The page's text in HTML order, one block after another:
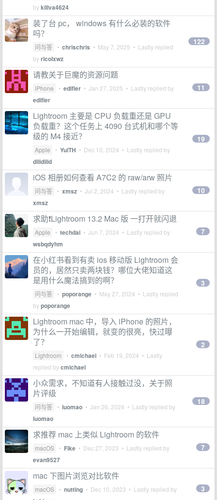
bykillva4624
装了台 pc， windows 有什么必装的软件
吗？
问与答 • chrischris • May 7, 2025 • Lastly replied
byricolxwz
122
请教关于巨魔的资源问题
iPhone • edifier • Jan 27, 2025 • Lastly replied by
edifier
11
Lightroom 主要是 CPU 负载重还是 GPU
负载重？这个任务上 4090 台式机和哪个等
级的 M4 接近？
Apple • YuiTH • Dec 10, 2024 • Lastly replied by
dilidilid
19
iOS 相册如何查看 A7C2 的 raw/arw 照片
问与答 • xmsz • Jul 2, 2024 • Lastly replied by
xmsz
10
求助❗️Lightroom 13.2 Mac 版 一打开就闪退
Apple • techdai • Jun 7, 2024 • Lastly replied by
wsbqdyhm
7
在小红书看到有卖 ios 移动版 Lightroom 会
员的，居然只卖两块钱？哪位大佬知道这
是用什么魔法搞到的啊？
问与答 • poporange • May 27, 2024 • Lastly replied
bypoporange
3
Lightroom mac 中，导入 iPhone 的照片，
为什么一开始编辑，就变的很亮，快过曝
了？
Lightroom • cmichael • Feb 19, 2024 • Lastly
replied bycmichael
2
小众需求，不知道有人接触过没，关于照
片评级
问与答 • luomao • Jan 26, 2024 • Lastly replied by
luomao
18
求推荐 mac 上类似 Lightroom 的软件
macOS • Fike • Dec 27, 2023 • Lastly replied by
evan9527
7
mac 下图片浏览对比软件
macOS • nutting • Dec 10, 2023 • Lastly replied by 3